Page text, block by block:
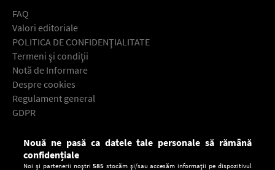
FAQ
Valori editoriale
POLITICA DE CONFIDENŢIALITATE
Termeni şi condiţii
Notă de Informare
Despre cookies
Regulament general
GDPR
Descarcă gratuit aplicaţia Europa FM pentru smartphone:
Nouă ne pasă ca datele tale personale să rămână
confidențiale
Noi și partenerii noștri585 stocăm și/sau accesăm informații pe dispozitivul